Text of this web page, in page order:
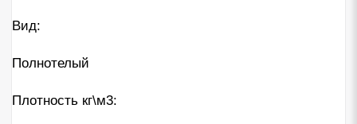
Вид:
Полнотелый
Плотность кг\м3: